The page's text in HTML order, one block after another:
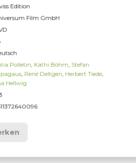
Edition
Film GmbH
Polletin, Kathi Böhm, Stefan
, René Deltgen, Herbert Tiede,
Hellwig